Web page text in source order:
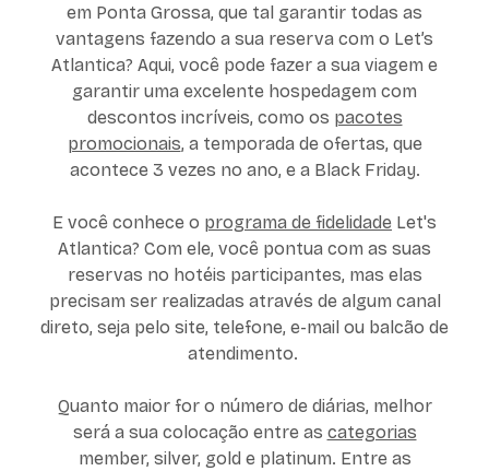
em Ponta Grossa, que tal garantir todas as
vantagens fazendo a sua reserva com o Let’s
Atlantica? Aqui, você pode fazer a sua viagem e
garantir uma excelente hospedagem com
descontos incríveis, como os pacotes
promocionais, a temporada de ofertas, que
acontece 3 vezes no ano, e a Black Friday.
E você conhece o programa de fidelidade Let's
Atlantica? Com ele, você pontua com as suas
reservas no hotéis participantes, mas elas
precisam ser realizadas através de algum canal
direto, seja pelo site, telefone, e-mail ou balcão de
atendimento.
Quanto maior for o número de diárias, melhor
será a sua colocação entre as categorias
member, silver, gold e platinum. Entre as